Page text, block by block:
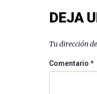
DEJA
Tu dirección
Comentario*